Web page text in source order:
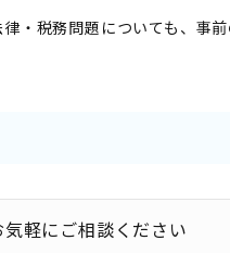
・税務問題についても、事
気軽にご相談ください